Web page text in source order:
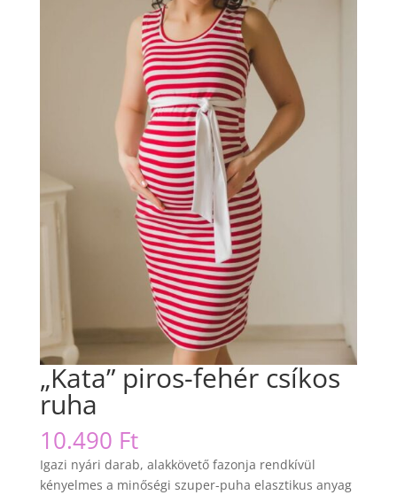
„Kata” piros-fehér csíkos
ruha
10.490 Ft
Igazi nyári darab, alakkövető fazonja rendkívül
kényelmes a minőségi szuper-puha elasztikus anyag